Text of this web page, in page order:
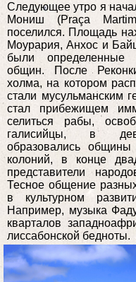
Следующее утро я
Мониш (Praça
поселился. Площадь
Моурария, Анхос и
были определенные
общин. После
холма, на котором
стали мусульманским
стал прибежищем
селиться рабы,
галисийцы, в
образовались общины
колоний, в конце
представители
Тесное общение
в культурном
Например, музыка
кварталов
лиссабонской бедноты.